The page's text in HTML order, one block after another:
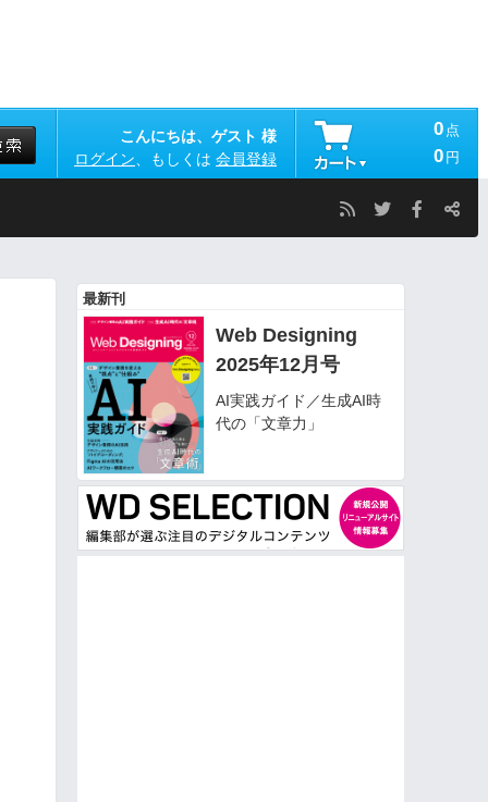
こんにちは、ゲスト 様
ログイン 、もしくは 会員登録
0 点
0 円
最新刊
Web Designing
2025年12月号
AI実践ガイド／生成AI時
代の「文章力」